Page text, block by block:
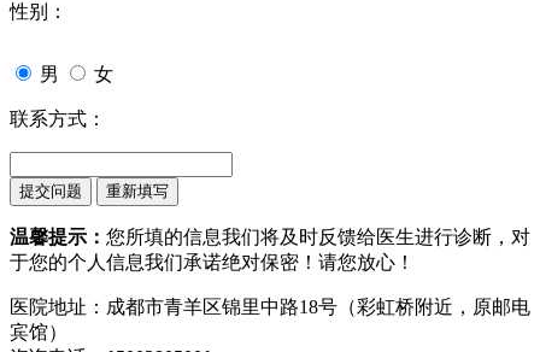
性别：
男 女
联系方式：
温馨提示： 您所填的信息我们将及时反馈给医生进行诊断，对
于您的个人信息我们承诺绝对保密！请您放心！
医院地址：成都市青羊区锦里中路18号（彩虹桥附近，原邮电
宾馆）